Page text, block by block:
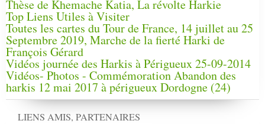
Thèse de Khemache Katia, La révolte Harkie
Top Liens Utiles à Visiter
Toutes les cartes du Tour de France, 14 juillet au 25
Septembre 2019, Marche de la fierté Harki de
François Gérard
Vidéos journée des Harkis à Périgueux 25-09-2014
Vidéos- Photos - Commémoration Abandon des
harkis 12 mai 2017 à périgueux Dordogne (24)
LIENS AMIS, PARTENAIRES